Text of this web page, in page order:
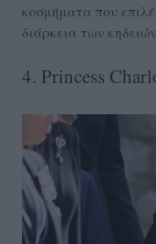
κοσμήματα που
διάρκεια των κηδειών.
4. Princess